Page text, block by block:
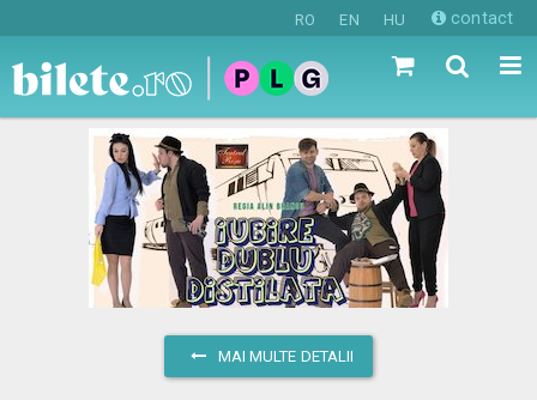
RO EN HU contact
MAI MULTE DETALII